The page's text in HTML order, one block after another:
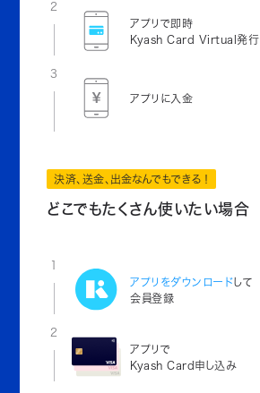
2
アプリで即時
Kyash Card Virtual発行
3
アプリに入金
決済、送金、出金なんでもできる！
どこでもたくさん使いたい場合
1
アプリをダウンロードして
会員登録
2
アプリで
Kyash Card申し込み